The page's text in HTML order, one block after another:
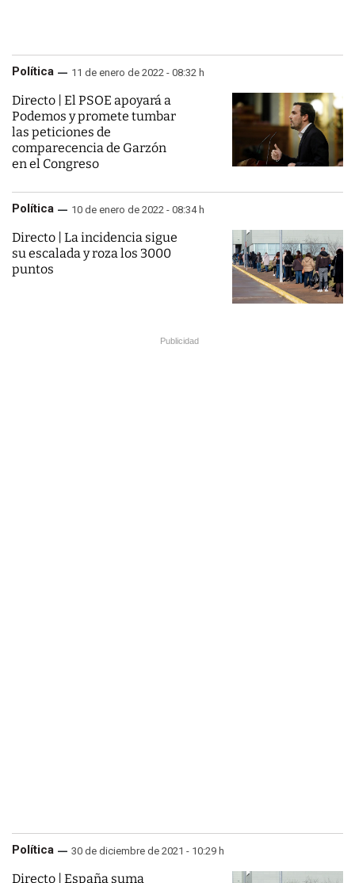
Política 11 de enero de 2022 - 08:32 h
Directo | El PSOE apoyará a
Podemos y promete tumbar
las peticiones de
comparecencia de Garzón
en el Congreso
Política 10 de enero de 2022 - 08:34 h
Directo | La incidencia sigue
su escalada y roza los 3000
puntos
Publicidad
Política 30 de diciembre de 2021 - 10:29 h
Directo | España suma